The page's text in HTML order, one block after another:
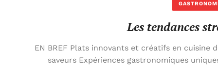
Les tendances
EN BREF Plats innovants et créatifs en
saveurs Expériences gastronomiques